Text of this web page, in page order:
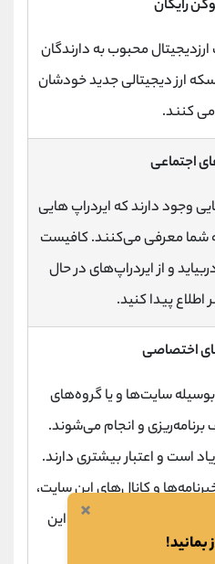
رایگان
محبوب به دارندگان
ارز دیجیتالی جدید خودشان
می کنند.
اجتماعی
وجود دارند که ایردراپ‌ هایی
به شما معرفی می‌کنند. کافیست
و از ایردراپ‌های در حال
اطلاع پیدا کنید.
اختصاصی
بوسیله سایت‌ها و یا گروه‌های
و انجام می‌شوند.
است و اعتبار بیشتری دارند.
و کانال‌های این سایت‌،
نمونه‌ای از این
×
بمانید!